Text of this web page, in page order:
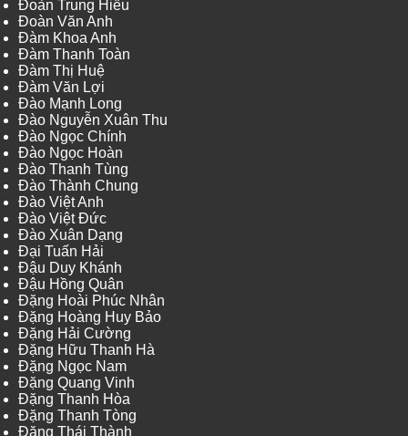
Đoàn Trung Hiếu
Đoàn Văn Anh
Đàm Khoa Anh
Đàm Thanh Toàn
Đàm Thị Huệ
Đàm Văn Lợi
Đào Mạnh Long
Đào Nguyễn Xuân Thu
Đào Ngọc Chính
Đào Ngọc Hoàn
Đào Thanh Tùng
Đào Thành Chung
Đào Việt Anh
Đào Việt Đức
Đào Xuân Dạng
Đại Tuấn Hải
Đậu Duy Khánh
Đậu Hồng Quân
Đặng Hoài Phúc Nhân
Đặng Hoàng Huy Bảo
Đặng Hải Cường
Đặng Hữu Thanh Hà
Đặng Ngọc Nam
Đặng Quang Vinh
Đặng Thanh Hòa
Đặng Thanh Tòng
Đặng Thái Thành